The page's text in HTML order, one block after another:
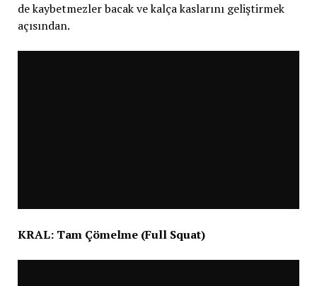
de kaybetmezler bacak ve kalça kaslarını geliştirmek
açısından.
KRAL: Tam Çömelme (Full Squat)